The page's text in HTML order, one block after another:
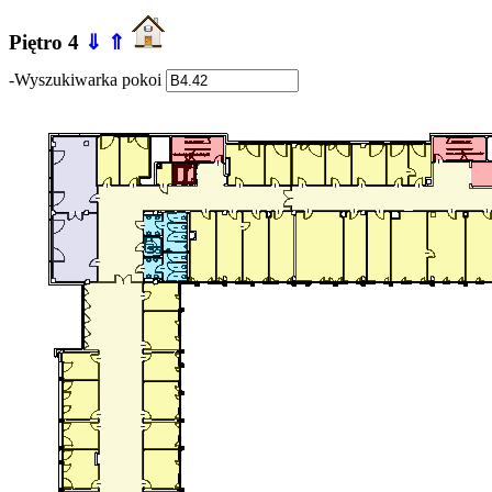
Piętro 4 ⇓ ⇑
-Wyszukiwarka pokoi